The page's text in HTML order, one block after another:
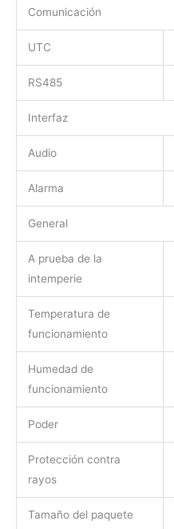
Comunicación
UTC
RS485
Interfaz
Audio
Alarma
General
A prueba de la
intemperie
Temperatura de
funcionamiento
Humedad de
funcionamiento
Poder
Protección contra
rayos
Tamaño del paquete